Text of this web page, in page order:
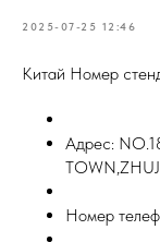
2025-07-25 12:46
Китай Номер
Адрес:
Номер